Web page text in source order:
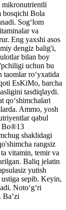
mikronutrientli
bosqichi Bola
Sog‘lom
va
Eng yaxshi asos
dengiz balig'i,
bilan boy
uchun bu
taomlar ro‘yxatida
EsKiMo, barcha
tasdiqlaydi.
qo‘shimchalari
Ammo, yosh
qabul
Bo®13
shaklidagi
rangsiz
vitamin, temir va
Baliq jelatin
yutish
sepib. Keyin,
Noto‘g‘ri
Ba’zi